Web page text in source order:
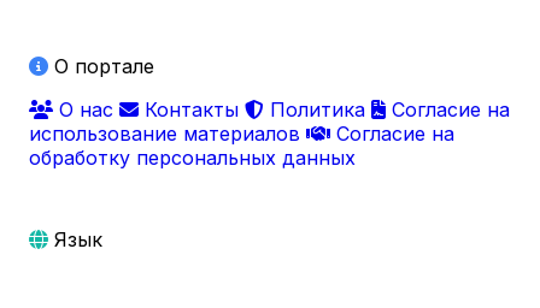
О портале
О нас
Контакты Политика
Согласие на
использование материалов
Согласие на
обработку персональных данных
Язык